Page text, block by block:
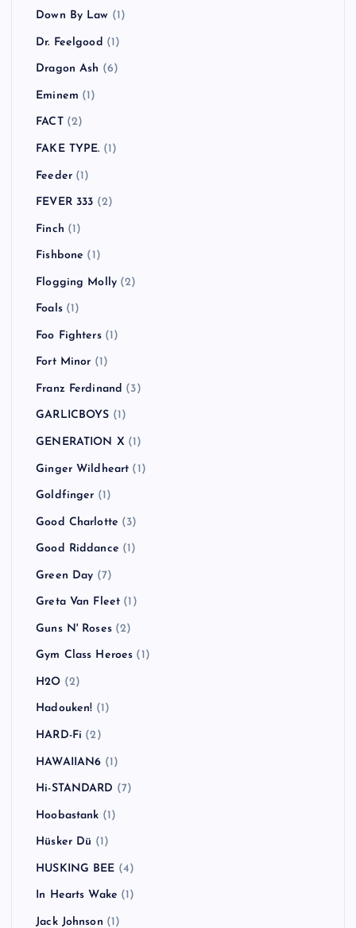
Down By Law (1)
Dr. Feelgood (1)
Dragon Ash (6)
Eminem (1)
FACT(2)
FAKE TYPE. (1)
Feeder(1)
FEVER 333 (2)
Finch (1)
Fishbone (1)
Flogging Molly (2)
Foals(1)
Foo Fighters(1)
Fort Minor (1)
Franz Ferdinand (3)
GARLICBOYS (1)
GENERATION X (1)
Ginger Wildheart (1)
Goldfinger (1)
Good Charlotte (3)
Good Riddance (1)
Green Day (7)
Greta Van Fleet (1)
Guns N' Roses(2)
Gym Class Heroes (1)
H2O (2)
Hadouken! (1)
HARD-Fi (2)
HAWAIIAN6 (1)
Hi-STANDARD (7)
Hoobastank (1)
Hüsker Dü (1)
HUSKING BEE (4)
In Hearts Wake (1)
Jack Johnson (1)